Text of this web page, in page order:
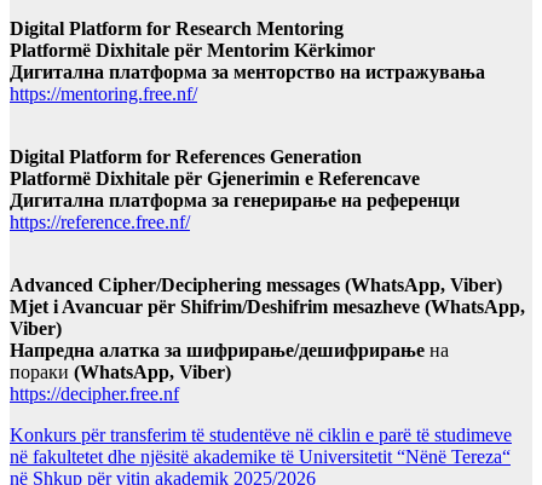
Digital Platform for Research Mentoring
Platformë Dixhitale për Mentorim Kërkimor
Дигитална платформа за менторство на истражувања
https://mentoring.free.nf/
Digital Platform for References Generation
Platformë Dixhitale për Gjenerimin e Referencave
Дигитална платформа за генерирање на референци
https://reference.free.nf/
Advanced Cipher/Deciphering messages (WhatsApp, Viber)
Mjet i Avancuar për Shifrim/Deshifrim mesazheve (WhatsApp,
Viber)
Напредна алатка за шифрирање/дешифрирање на
пораки (WhatsApp, Viber)
https://decipher.free.nf
Konkurs për transferim të studentëve në ciklin e parë të studimeve
në fakultetet dhe njësitë akademike të Universitetit “Nënë Tereza“
në Shkup për vitin akademik 2025/2026